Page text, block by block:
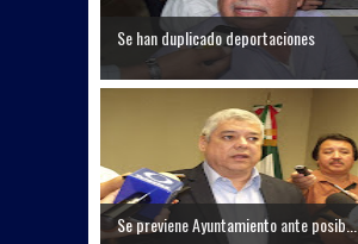
Se han duplicado deportaciones
Se previene Ayuntamiento ante posib...